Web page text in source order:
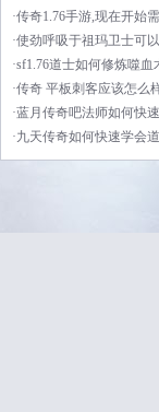
·传奇1.76手游,现在开始
·使劲呼吸于祖玛卫士可
·sf1.76道士如何修炼噬血
·传奇 平板刺客应该怎么
·蓝月传奇吧法师如何快
·九天传奇如何快速学会